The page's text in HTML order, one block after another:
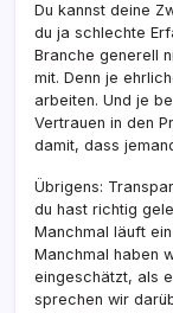
Du kannst deine
du ja schlechte
Branche generell
mit. Denn je
arbeiten. Und je
Vertrauen in den
damit, dass
Übrigens:
du hast richtig
Manchmal läuft
Manchmal haben
eingeschätzt, als
sprechen wir